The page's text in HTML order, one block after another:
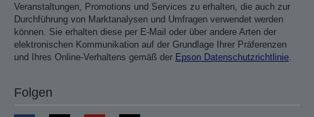
Veranstaltungen, Promotions und Services zu erhalten, die auch zur
Durchführung von Marktanalysen und Umfragen verwendet werden
können. Sie erhalten diese per E-Mail oder über andere Arten der
elektronischen Kommunikation auf der Grundlage Ihrer Präferenzen
und Ihres Online-Verhaltens gemäß der Epson Datenschutzrichtlinie.
Folgen